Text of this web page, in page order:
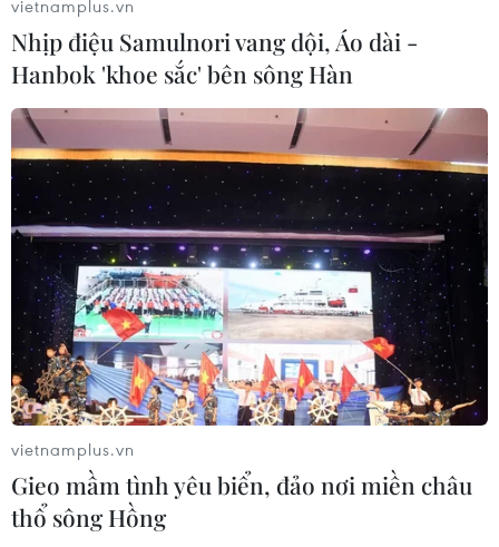
#Kai Havertz #Đội tuyển Đức #EURO 2024 Đức
vietnamplus.vn
Nhịp điệu Samulnori vang dội, Áo dài -
Hanbok 'khoe sắc' bên sông Hàn
vietnamplus.vn
Gieo mầm tình yêu biển, đảo nơi miền châu
thổ sông Hồng